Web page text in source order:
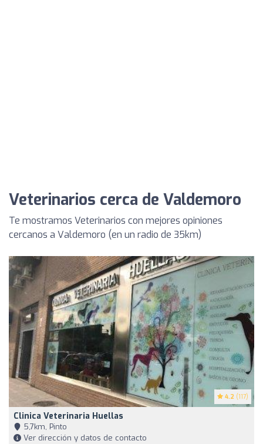
Veterinarios cerca de Valdemoro
Te mostramos Veterinarios con mejores opiniones
cercanos a Valdemoro (en un radio de 35km)
4.2 (117)
Clinica Veterinaria Huellas
5,7km, Pinto
Ver dirección y datos de contacto